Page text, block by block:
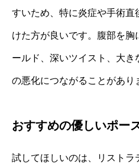
すいため、特に炎症や手術直
けた方が良いです。腹部を胸
ールド、深いツイスト、大
の悪化につながることがあり
おすすめの優しいポー
試してほしいのは、リストラ